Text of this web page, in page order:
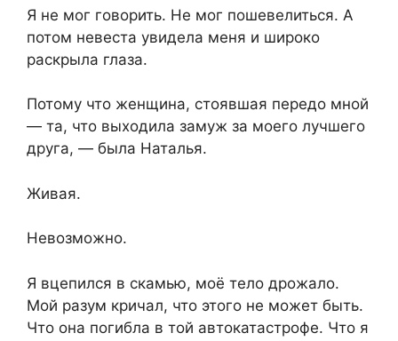
Я не мог говорить. Не мог пошевелиться. А
потом невеста увидела меня и широко
раскрыла глаза.
Потому что женщина, стоявшая передо мной
— та, что выходила замуж за моего лучшего
друга, — была Наталья.
Живая.
Невозможно.
Я вцепился в скамью, моё тело дрожало.
Мой разум кричал, что этого не может быть.
Что она погибла в той автокатастрофе. Что я